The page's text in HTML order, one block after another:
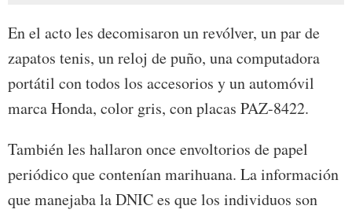
En el acto les decomisaron un revólver, un par de
zapatos tenis, un reloj de puño, una computadora
portátil con todos los accesorios y un automóvil
marca Honda, color gris, con placas PAZ-8422.
También les hallaron once envoltorios de papel
periódico que contenían marihuana. La información
que manejaba la DNIC es que los individuos son